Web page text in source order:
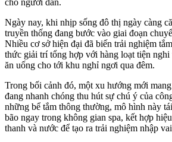
Ngày nay, khi nhịp sống đô thị ngày càng
truyền thống đang bước vào giai đoạn
Nhiều cơ sở hiện đại đã biến trải nghiệm
thức giải trí tổng hợp với hàng loạt tiện nghi
ăn uống cho tới khu nghỉ ngơi qua đêm.
Trong bối cảnh đó, một xu hướng mới
đang nhanh chóng thu hút sự chú ý của
những bể tắm thông thường, mô hình này
bão ngay trong không gian spa, kết hợp
thanh và nước để tạo ra trải nghiệm nhập